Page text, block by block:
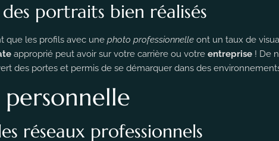
portraits bien réalisés
que les profils avec une photo professionnelle ont un taux de
approprié peut avoir sur votre carrière ou votre entreprise ! De
des portes et permis de se démarquer dans des
réseaux professionnels